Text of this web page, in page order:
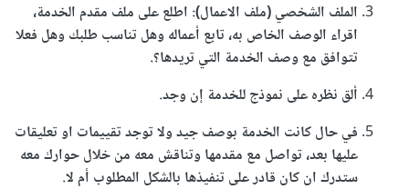
الملف الشخصي (ملف الاعمال): اطلع على ملف مقدم الخدمة،
اقراء الوصف الخاص به، تابع أعماله وهل تناسب طلبك وهل فعلا
تتوافق مع وصف الخدمة التي تريدها؟.
ألق نظره على نموذج للخدمة إن وجد.
في حال كانت الخدمة بوصف جيد ولا توجد تقييمات او تعليقات
عليها بعد، تواصل مع مقدمها وتناقش معه من خلال حوارك معه
ستدرك ان كان قادر على تنفيذها بالشكل المطلوب أم لا.